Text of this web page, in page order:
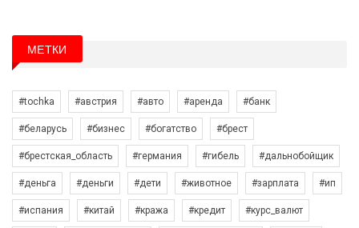
МЕТКИ
#tochka #австрия #авто #аренда #банк
#беларусь #бизнес #богатство #брест
#брестская_область #германия #гибель #дальнобойщик
#деньга #деньги #дети #животное #зарплата #ип
#испания #китай #кража #кредит #курс_валют